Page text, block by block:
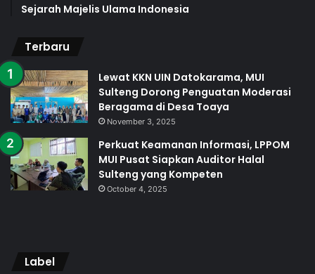
Sejarah Majelis Ulama Indonesia
Terbaru
Lewat KKN UIN Datokarama, MUI
Sulteng Dorong Penguatan Moderasi
Beragama di Desa Toaya
November 3, 2025
Perkuat Keamanan Informasi, LPPOM
MUI Pusat Siapkan Auditor Halal
Sulteng yang Kompeten
October 4, 2025
Label